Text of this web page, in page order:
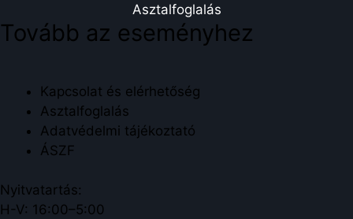
Asztalfoglalás
Tovább az eseményhez
Kapcsolat és elérhetőség
Asztalfoglalás
Adatvédelmi tájékoztató
ÁSZF
Nyitvatartás:
H-V: 16:00–5:00